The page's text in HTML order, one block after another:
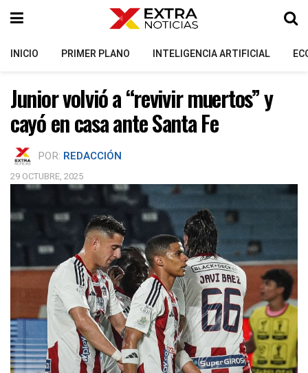
INICIO PRIMER PLANO INTELIGENCIA ARTIFICIAL
Junior volvió a “revivir muertos” y
cayó en casa ante Santa Fe
POR: REDACCIÓN
29 OCTUBRE, 2025